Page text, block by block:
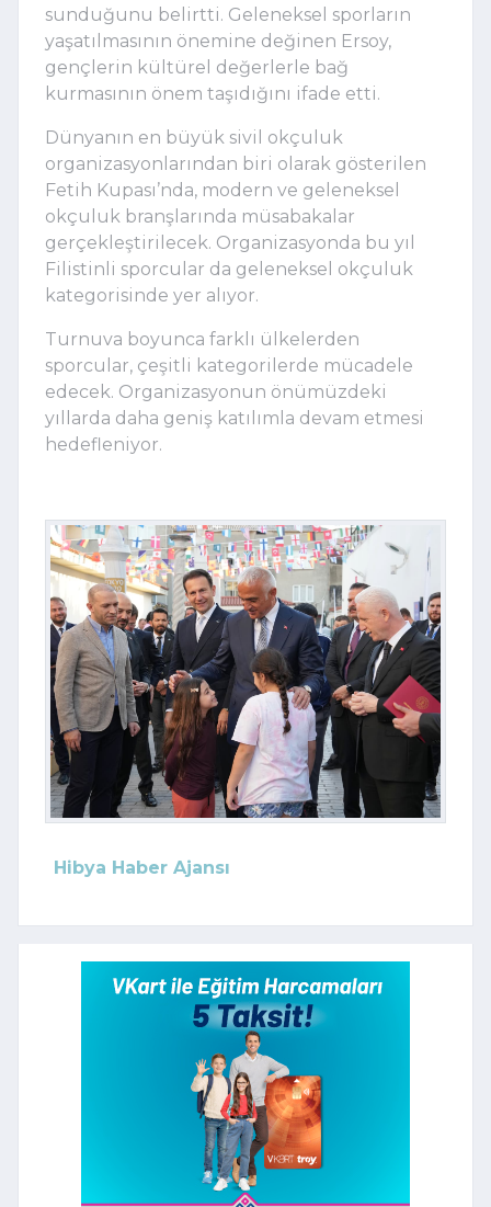
sunduğunu belirtti. Geleneksel sporların
yaşatılmasının önemine değinen Ersoy,
gençlerin kültürel değerlerle bağ
kurmasının önem taşıdığını ifade etti.
Dünyanın en büyük sivil okçuluk
organizasyonlarından biri olarak gösterilen
Fetih Kupası’nda, modern ve geleneksel
okçuluk branşlarında müsabakalar
gerçekleştirilecek. Organizasyonda bu yıl
Filistinli sporcular da geleneksel okçuluk
kategorisinde yer alıyor.
Turnuva boyunca farklı ülkelerden
sporcular, çeşitli kategorilerde mücadele
edecek. Organizasyonun önümüzdeki
yıllarda daha geniş katılımla devam etmesi
hedefleniyor.
Hibya Haber Ajansı